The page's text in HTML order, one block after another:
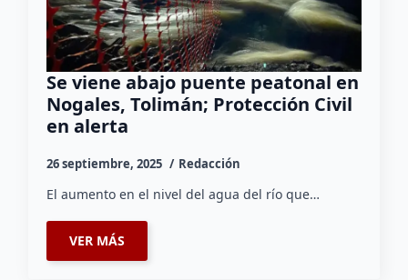
Se viene abajo puente peatonal en
Nogales, Tolimán; Protección Civil
en alerta
26 septiembre, 2025 Redacción
El aumento en el nivel del agua del río que…
VER MÁS